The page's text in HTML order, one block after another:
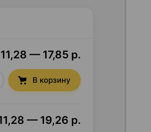
11,28 — 17,85 р.
В корзину
— 19,26 р.